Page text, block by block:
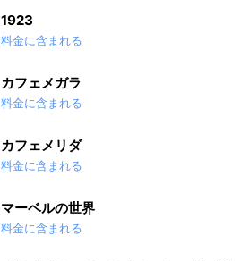
1923
料金に含まれる
カフェメガラ
料金に含まれる
カフェメリダ
料金に含まれる
マーベルの世界
料金に含まれる